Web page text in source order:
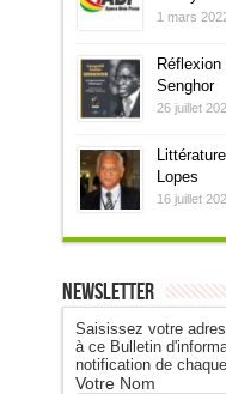
1 mars
Réflexion
Senghor
26 juillet
Lopes
16 juillet
Newsletter
Saisissez votre
à ce Bulletin
notification de
Votre Nom